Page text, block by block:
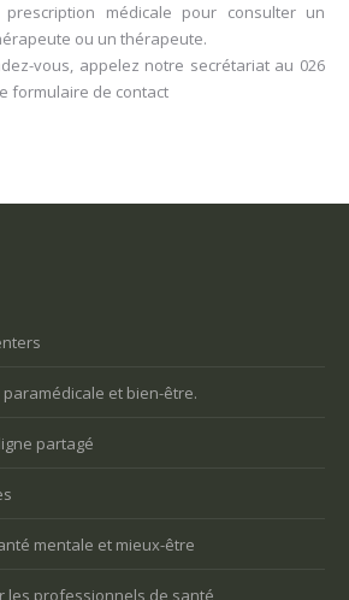
médicale pour consulter un
ou un thérapeute.
vous, appelez notre secrétariat au 026
formulaire de contact
paramédicale et bien-être.
partagé
mentale et mieux-être
les professionnels de santé